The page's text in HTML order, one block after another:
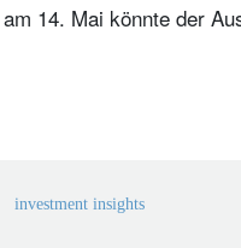
14. Mai könnte der
investment insights